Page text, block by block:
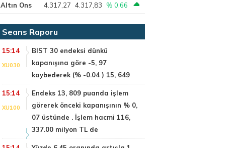
Altın Ons
4.317,27 4.317,83 % 0,66
Seans Raporu
15:14
XU030
BIST 30 endeksi dünkü
kapanışına göre -5, 97
kaybederek (% -0.04 ) 15, 649
15:14
XU100
Endeks 13, 809 puanda işlem
görerek önceki kapanışının % 0,
07 üstünde . İşlem hacmi 116,
337.00 milyon TL de